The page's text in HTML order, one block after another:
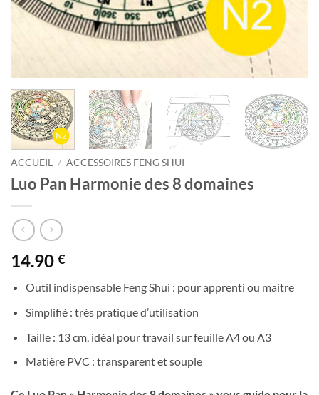
ACCUEIL / ACCESSOIRES FENG SHUI
Luo Pan Harmonie des 8 domaines
14.90 €
Outil indispensable Feng Shui : pour apprenti ou maitre
Simplifié : très pratique d’utilisation
Taille : 13 cm, idéal pour travail sur feuille A4 ou A3
Matière PVC : transparent et souple